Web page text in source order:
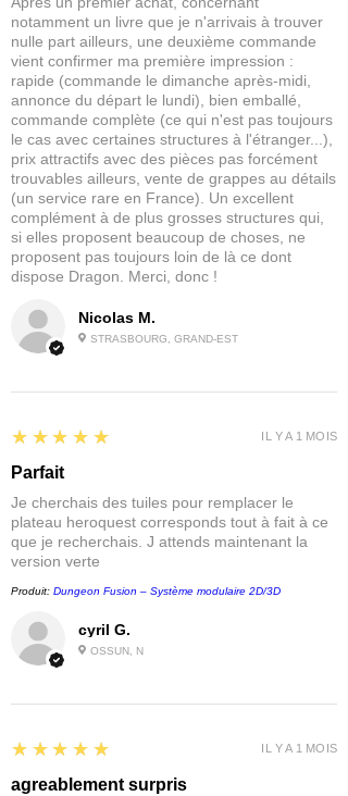
Nicolas M.
STRASBOURG, GRAND-EST
notamment un livre que je n'arrivais à trouver
nulle part ailleurs, une deuxième commande
vient confirmer ma première impression :
rapide (commande le dimanche après-midi,
annonce du départ le lundi), bien emballé,
commande complète (ce qui n'est pas toujours
le cas avec certaines structures à l'étranger...),
prix attractifs avec des pièces pas forcément
trouvables ailleurs, vente de grappes au détails
(un service rare en France). Un excellent
complément à de plus grosses structures qui,
si elles proposent beaucoup de choses, ne
proposent pas toujours loin de là ce dont
dispose Dragon. Merci, donc !
cyril G.
OSSUN, N
5
★★★★★
Parfait
Je cherchais des tuiles pour remplacer le
plateau heroquest corresponds tout à fait à ce
que je recherchais. J attends maintenant la
version verte
Produit: Dungeon Fusion – Système modulaire 2D/3D
IL Y A 1 MOIS
5
★★★★★
agreablement surpris
IL Y A 1 MOIS